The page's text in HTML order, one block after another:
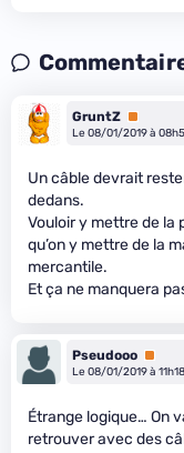
GruntZ Premium
Le 08/01/2019 à
Un câble devrait
dedans.
Vouloir y mettre de la
qu’on y mettre de la
mercantile.
Et ça ne manquera
Pseudooo Premium
Le 08/01/2019 à 11h18
Étrange logique… On
retrouver avec des